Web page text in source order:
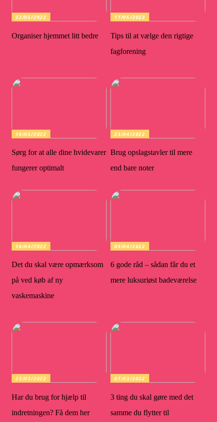
22/05/2022
Organiser hjemmet litt bedre
17/05/2022
Tips til at vælge den rigtige
fagforening
10/05/2022
Sørg for at alle dine hvidevarer
fungerer optimalt
23/04/2022
Brug opslagstavler til mere
end bare noter
18/04/2022
Det du skal være opmærksom
på ved køb af ny
vaskemaskine
05/04/2022
6 gode råd – sådan får du et
mere luksuriøst badeværelse
23/03/2022
Har du brug for hjælp til
indretningen? Få dem her
07/03/2022
3 ting du skal gøre med det
samme du flytter til